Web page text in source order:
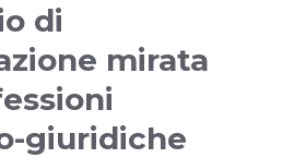
di
mirata
giuridiche